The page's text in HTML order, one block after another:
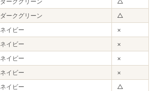
ダークグリーン
△
ネイビー
×
ネイビー
×
ネイビー
×
ネイビー
×
ネイビー
△